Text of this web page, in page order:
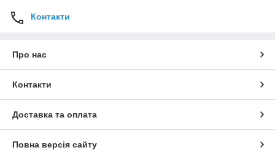
Контакти
Про нас
Контакти
Доставка та оплата
Повна версія сайту